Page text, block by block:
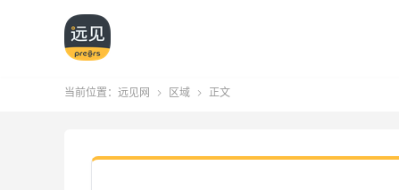
当前位置： 远见网  区域  正文